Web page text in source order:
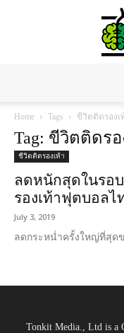
Home Tags ขีวิตติดรองเ
Tag: ขีวิตติดรอ
ชีวิตติดรองเท้า
ลดหนักสุดในรอบ
รองเท้าฟุตบอลไ
July 3, 2019
ลดกระหน่ำครั้งใหญ่ที่สุด
Tonkit Media., Ltd is a